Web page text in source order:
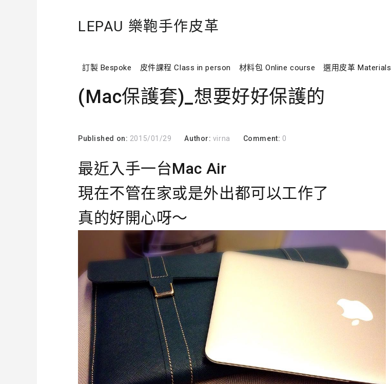
LEPAU 樂鞄手作皮革
訂製 Bespoke 皮件課程 Class in person 材料包 Online course 選用皮革 Materials
(Mac保護套)_想要好好保護的
Published on: 2015/01/29 Author: virna Comment: 0
最近入手一台Mac Air
現在不管在家或是外出都可以工作了
真的好開心呀～